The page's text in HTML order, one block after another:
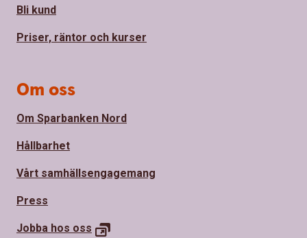
Bli kund
Priser, räntor och kurser
Om oss
Om Sparbanken Nord
Hållbarhet
Vårt samhällsengagemang
Press
Jobba hos oss